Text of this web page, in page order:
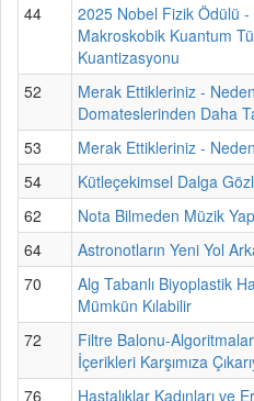
44
2025 Nobel Fizik Ödülü
Makroskobik Kuantum
Kuantizasyonu
52
Merak Ettikleriniz -
Domateslerinden Daha
53
Merak Ettikleriniz -
54
Kütleçekimsel Dalga
62
Nota Bilmeden Müzik
64
Astronotların Yeni Yol
70
Alg Tabanlı Biyoplastik
Mümkün Kılabilir
72
Filtre Balonu-
İçerikleri Karşımıza
76
Hastalıklar Kadınları ve